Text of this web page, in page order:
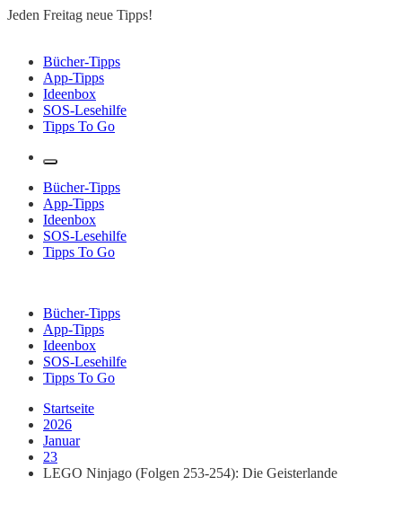
Zum
Jeden Freitag neue Tipps!
Lesen to go – Jeden Freitag neue Tipps!
Bücher-Tipps
App-Tipps
Ideenbox
SOS-Lesehilfe
Tipps To Go
Bücher-Tipps
App-Tipps
Ideenbox
SOS-Lesehilfe
Tipps To Go
Bücher-Tipps
App-Tipps
Ideenbox
SOS-Lesehilfe
Tipps To Go
Startseite
2026
Januar
23
LEGO Ninjago (Folgen 253-254): Die Geisterlande